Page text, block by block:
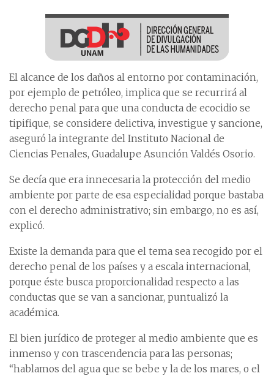
El alcance de los daños al entorno por contaminación,
por ejemplo de petróleo, implica que se recurrirá al
derecho penal para que una conducta de ecocidio se
tipifique, se considere delictiva, investigue y sancione,
aseguró la integrante del Instituto Nacional de
Ciencias Penales, Guadalupe Asunción Valdés Osorio.
Se decía que era innecesaria la protección del medio
ambiente por parte de esa especialidad porque bastaba
con el derecho administrativo; sin embargo, no es así,
explicó.
Existe la demanda para que el tema sea recogido por el
derecho penal de los países y a escala internacional,
porque éste busca proporcionalidad respecto a las
conductas que se van a sancionar, puntualizó la
académica.
El bien jurídico de proteger al medio ambiente que es
inmenso y con trascendencia para las personas;
“hablamos del agua que se bebe y la de los mares, o el